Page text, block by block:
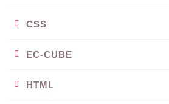
CSS
EC-CUBE
HTML